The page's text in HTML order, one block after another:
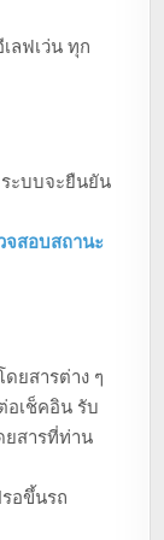
ลฟเว่น ทุก
ระบบจะยืนยัน
จสอบสถานะ
ยสารต่าง ๆ
อเช็คอิน รับ
ยสารที่ท่าน
อขึ้นรถ